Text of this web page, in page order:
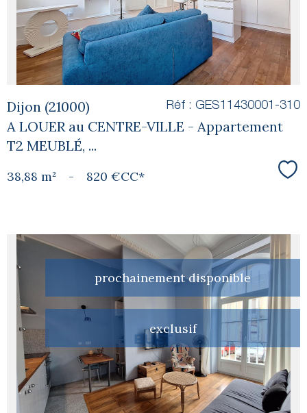
Dijon (21000)
A LOUER au CENTRE-VILLE - Appartement
T2 MEUBLÉ, ...
Réf : GES11430001-310
38,88 m² - 820 €CC*
prochainement disponible
exclusif
voir le
bien